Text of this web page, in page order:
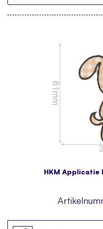
HKM Applicatie